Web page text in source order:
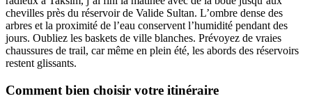
chevilles près du réservoir de Valide Sultan. L’ombre dense des
arbres et la proximité de l’eau conservent l’humidité pendant des
jours. Oubliez les baskets de ville blanches. Prévoyez de vraies
chaussures de trail, car même en plein été, les abords des réservoirs
restent glissants.
Comment bien choisir votre itinéraire